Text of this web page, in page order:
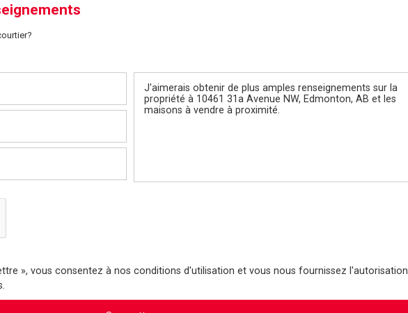
», vous consentez à nos conditions d'utilisation et vous nous fournissez l'autorisation